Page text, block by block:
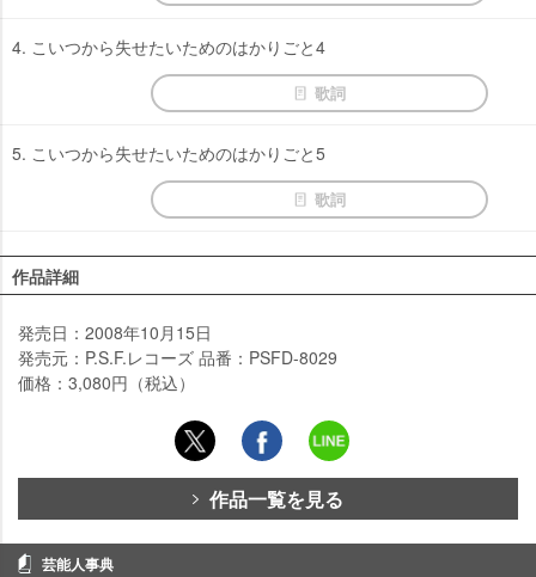
4. こいつから失せたいためのはかりごと4
歌詞
5. こいつから失せたいためのはかりごと5
歌詞
作品詳細
発売日：2008年10月15日
発売元：P.S.F.レコーズ 品番：PSFD-8029
価格：3,080円（税込）
作品一覧を見る
芸能人事典